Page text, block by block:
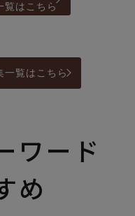
覧はこちら
一覧はこちら
ワード
め